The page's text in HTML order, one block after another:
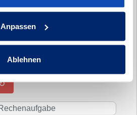
Anpassen
Ablehnen
Infomaterial zu